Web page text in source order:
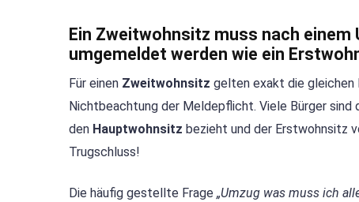
Ein Zweitwohnsitz muss nach einem
umgemeldet werden wie ein
Für einen Zweitwohnsitz gelten exakt die gleichen
Nichtbeachtung der Meldepflicht. Viele Bürger
den Hauptwohnsitz bezieht und der Erstwohnsitz
Trugschluss!
Die häufig gestellte Frage „Umzug was muss ich